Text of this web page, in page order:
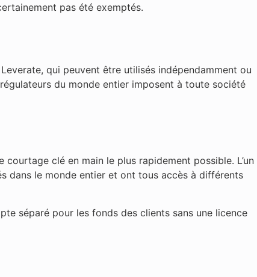
pas été exemptés.
qui peuvent être utilisés indépendamment ou
du monde entier imposent à toute société
clé en main le plus rapidement possible. L’un
dans le monde entier et ont tous accès à différents
séparé pour les fonds des clients sans une licence